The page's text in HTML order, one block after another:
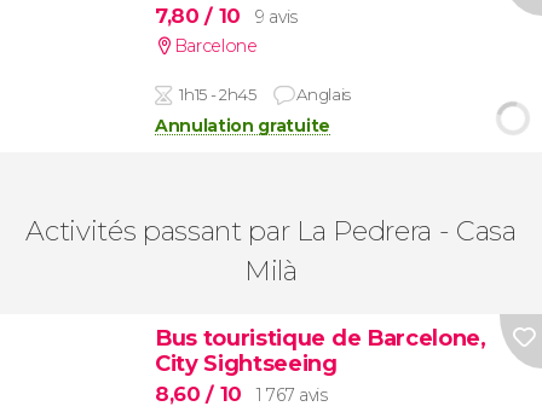
7,80/ 10
9 avis
Barcelone
1h15 - 2h45 Anglais
Annulation gratuite
Activités passant par La Pedrera - Casa
Milà
Bus touristique de Barcelone,
City Sightseeing
8,60/ 10
1 767 avis